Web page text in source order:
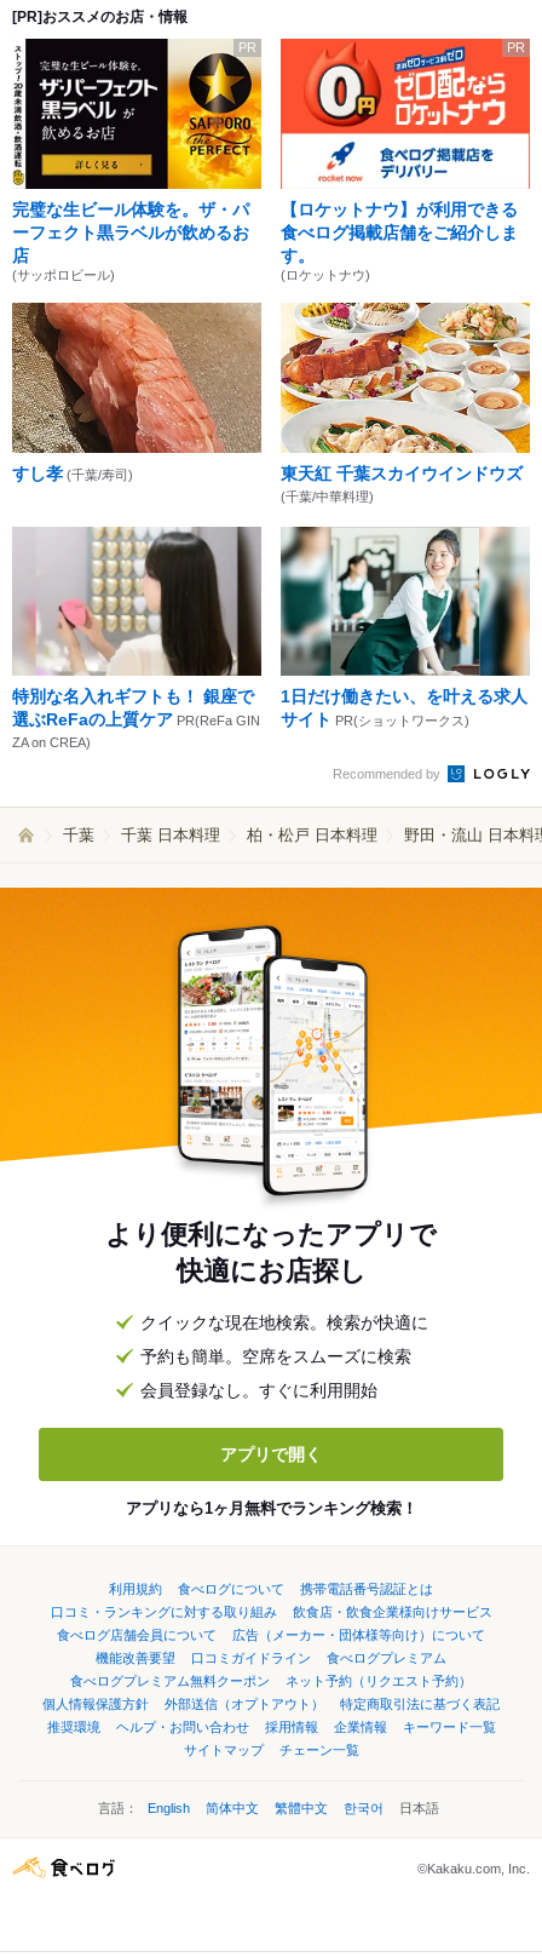
[PR]おススメのお店・情報
PR
完璧な生ビール体験を。ザ・パ
ーフェクト黒ラベルが飲めるお
店
(サッポロビール)
PR
【ロケットナウ】が利用できる
食べログ掲載店舗をご紹介しま
す。
(ロケットナウ)
すし孝 (千葉/寿司) 東天紅 千葉スカイウインドウズ
(千葉/中華料理)
特別な名入れギフトも！ 銀座で
選ぶReFaの上質ケア PR(ReFa GIN
ZA on CREA)
1日だけ働きたい、を叶える求人
サイト PR(ショットワークス)
Recommended by
千葉 千葉 日本料理 柏・松戸 日本料理 野田・流山 日本料
より便利になったアプリで
快適にお店探し
クイックな現在地検索。検索が快適に
予約も簡単。空席をスムーズに検索
会員登録なし。すぐに利用開始
アプリで開く
アプリなら1ヶ月無料でランキング検索！
利用規約 食べログについて
携帯電話番号認証とは
口コミ・ランキングに対する取り組み
飲食店・飲食企業様向けサービス
食べログ店舗会員について
広告（メーカー・団体様等向け）について
機能改善要望
口コミガイドライン
食べログプレミアム
食べログプレミアム無料クーポン
ネット予約（リクエスト予約）
個人情報保護方針
外部送信（オプトアウト）
特定商取引法に基づく表記
推奨環境
ヘルプ・お問い合わせ 採用情報 企業情報
キーワード一覧
サイトマップ
チェーン一覧
言語： English 简体中文 繁體中文 한국어 日本語
©Kakaku.com, Inc.